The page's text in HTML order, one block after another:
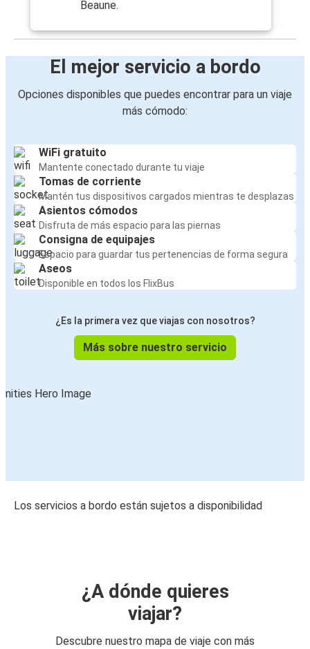
Beaune.
El mejor servicio a bordo
Opciones disponibles que puedes encontrar para un viaje
más cómodo:
WiFi gratuito
Mantente conectado durante tu viaje
Tomas de corriente
Mantén tus dispositivos cargados mientras te desplazas
Asientos cómodos
Disfruta de más espacio para las piernas
Consigna de equipajes
Espacio para guardar tus pertenencias de forma segura
Aseos
Disponible en todos los FlixBus
¿Es la primera vez que viajas con nosotros?
Más sobre nuestro servicio
Los servicios a bordo están sujetos a disponibilidad
¿A dónde quieres
viajar?
Descubre nuestro mapa de viaje con más